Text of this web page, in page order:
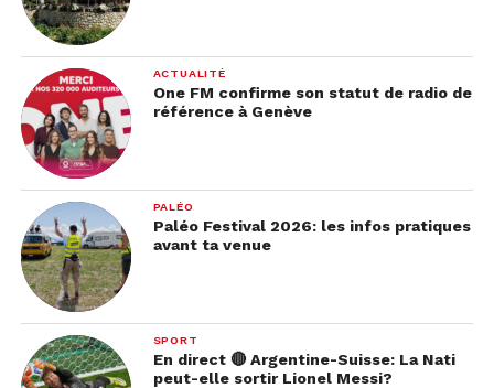
ACTUALITÉ
One FM confirme son statut de radio de
référence à Genève
PALÉO
Paléo Festival 2026: les infos pratiques
avant ta venue
SPORT
En direct 🔴 Argentine-Suisse: La Nati
peut-elle sortir Lionel Messi?